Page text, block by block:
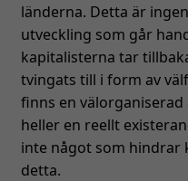
länderna. Detta är
utveckling som går
kapitalisterna tar
tvingats till i form av
finns en
heller en reellt
inte något som hindrar
detta.